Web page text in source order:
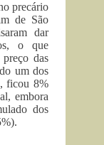
precário
de São
dar
o que
das
um dos
ficou 8%
embora
dos